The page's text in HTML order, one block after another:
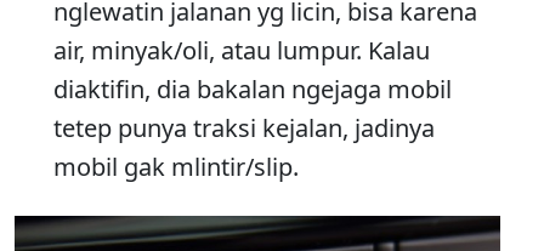
nglewatin jalanan yg licin, bisa karena
air, minyak/oli, atau lumpur. Kalau
diaktifin, dia bakalan ngejaga mobil
tetep punya traksi kejalan, jadinya
mobil gak mlintir/slip.